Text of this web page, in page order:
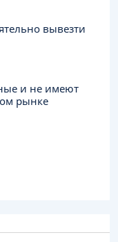
вывезти
и не имеют
рынке